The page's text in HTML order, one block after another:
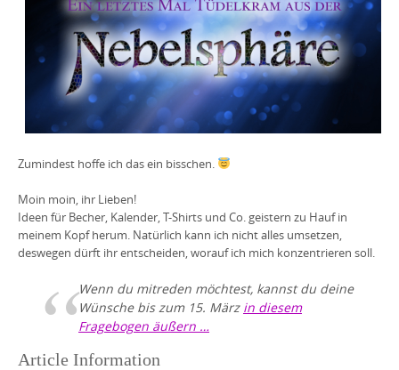
Zumindest hoffe ich das ein bisschen.
Moin moin, ihr Lieben!
Ideen für Becher, Kalender, T-Shirts und Co. geistern zu Hauf in
meinem Kopf herum. Natürlich kann ich nicht alles umsetzen,
deswegen dürft ihr entscheiden, worauf ich mich konzentrieren soll.
Wenn du mitreden möchtest, kannst du deine
Wünsche bis zum 15. März in diesem
Fragebogen äußern …
Article Information